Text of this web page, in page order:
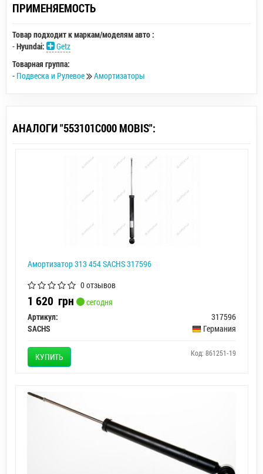
ПРИМЕНЯЕМОСТЬ
Товар подходит к маркам/моделям авто :
-Hyundai:
Getz
Товарная группа:
- Подвеска и Рулевое Амортизаторы
АНАЛОГИ "553101C000 MOBIS":
Амортизатор 313 454 SACHS 317596
0 отзывов
1 620 грн
сегодня
Артикул:
317596
SACHS
Германия
КУПИТЬ Код: 861251-19